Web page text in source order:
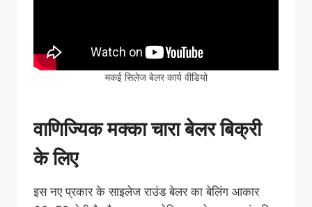
मकई सिलेज बेलर कार्य वीडियो
वाणिज्यिक मक्का चारा बेलर बिक्री
के लिए
इस नए प्रकार के साइलेज राउंड बेलर का बेलिंग आकार